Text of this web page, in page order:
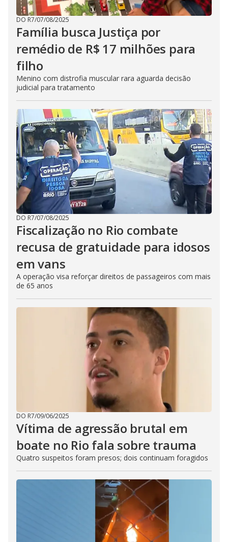
DO R7/07/08/2025
Família busca Justiça por
remédio de R$ 17 milhões para
filho
Menino com distrofia muscular rara aguarda decisão
judicial para tratamento
DO R7/07/08/2025
Fiscalização no Rio combate
recusa de gratuidade para idosos
em vans
A operação visa reforçar direitos de passageiros com mais
de 65 anos
DO R7/09/06/2025
Vítima de agressão brutal em
boate no Rio fala sobre trauma
Quatro suspeitos foram presos; dois continuam foragidos